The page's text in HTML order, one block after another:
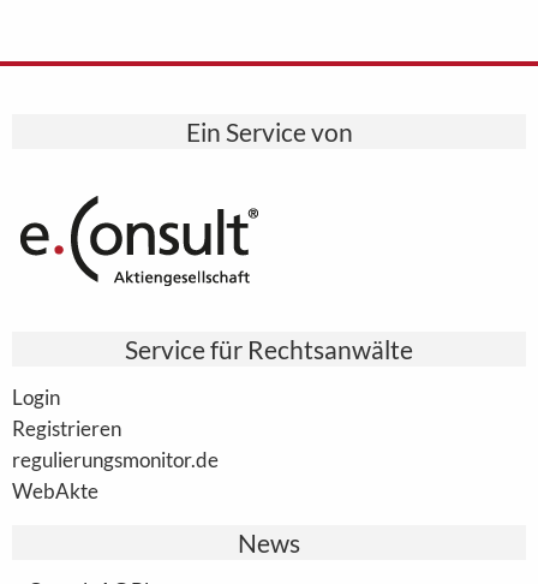
Ein Service von
Service für Rechtsanwälte
Login
Registrieren
regulierungsmonitor.de
WebAkte
News